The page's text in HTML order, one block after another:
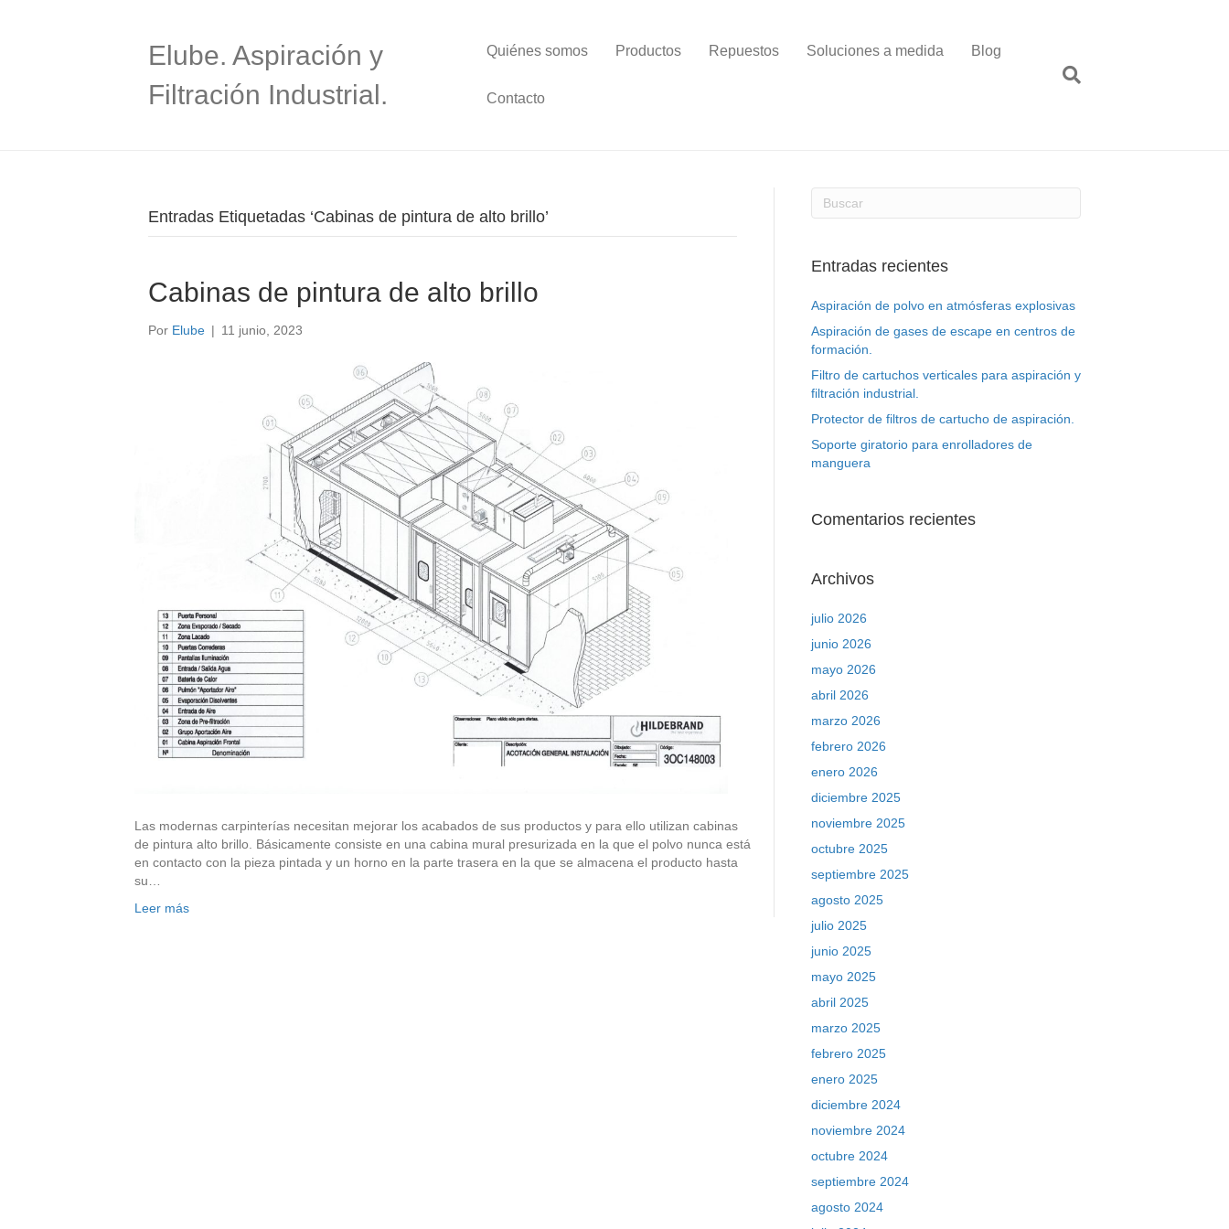
Elube. Aspiración y
Filtración Industrial.
Quiénes somos Productos Repuestos Soluciones a medida Blog
Contacto
Entradas Etiquetadas ‘Cabinas de pintura de alto brillo’
Cabinas de pintura de alto brillo
Por Elube | 11 junio, 2023
Las modernas carpinterías necesitan mejorar los acabados de sus productos y para ello utilizan cabinas
de pintura alto brillo. Básicamente consiste en una cabina mural presurizada en la que el polvo nunca está
en contacto con la pieza pintada y un horno en la parte trasera en la que se almacena el producto hasta
su…
Leer más
Entradas recientes
Aspiración de polvo en atmósferas explosivas
Aspiración de gases de escape en centros de
formación.
Filtro de cartuchos verticales para aspiración y
filtración industrial.
Protector de filtros de cartucho de aspiración.
Soporte giratorio para enrolladores de
manguera
Comentarios recientes
Archivos
julio 2026
junio 2026
mayo 2026
abril 2026
marzo 2026
febrero 2026
enero 2026
diciembre 2025
noviembre 2025
octubre 2025
septiembre 2025
agosto 2025
julio 2025
junio 2025
mayo 2025
abril 2025
marzo 2025
febrero 2025
enero 2025
diciembre 2024
noviembre 2024
octubre 2024
septiembre 2024
agosto 2024